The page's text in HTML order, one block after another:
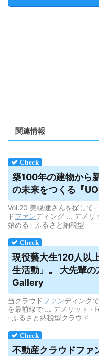
関連情報
築100年の建物から
の未来をつくる『
Vol.20 美幌健さんを探して
ドファンディング ... デメリ
始める · ふるさと納税型
現役藝大生120人以
生活動」。 大先輩
Gallery
当クラウドファンディング
を最前線で ... デメリット ·
· ふるさと納税型クラウド
不動産クラウドファ